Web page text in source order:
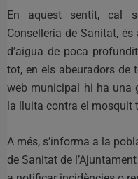
En aquest sentit, cal
Conselleria de Sanitat,
d’aigua de poca
tot, en els abeuradors de
web municipal hi ha una
la lluita contra el mosquit
A més, s’informa a la
de Sanitat de